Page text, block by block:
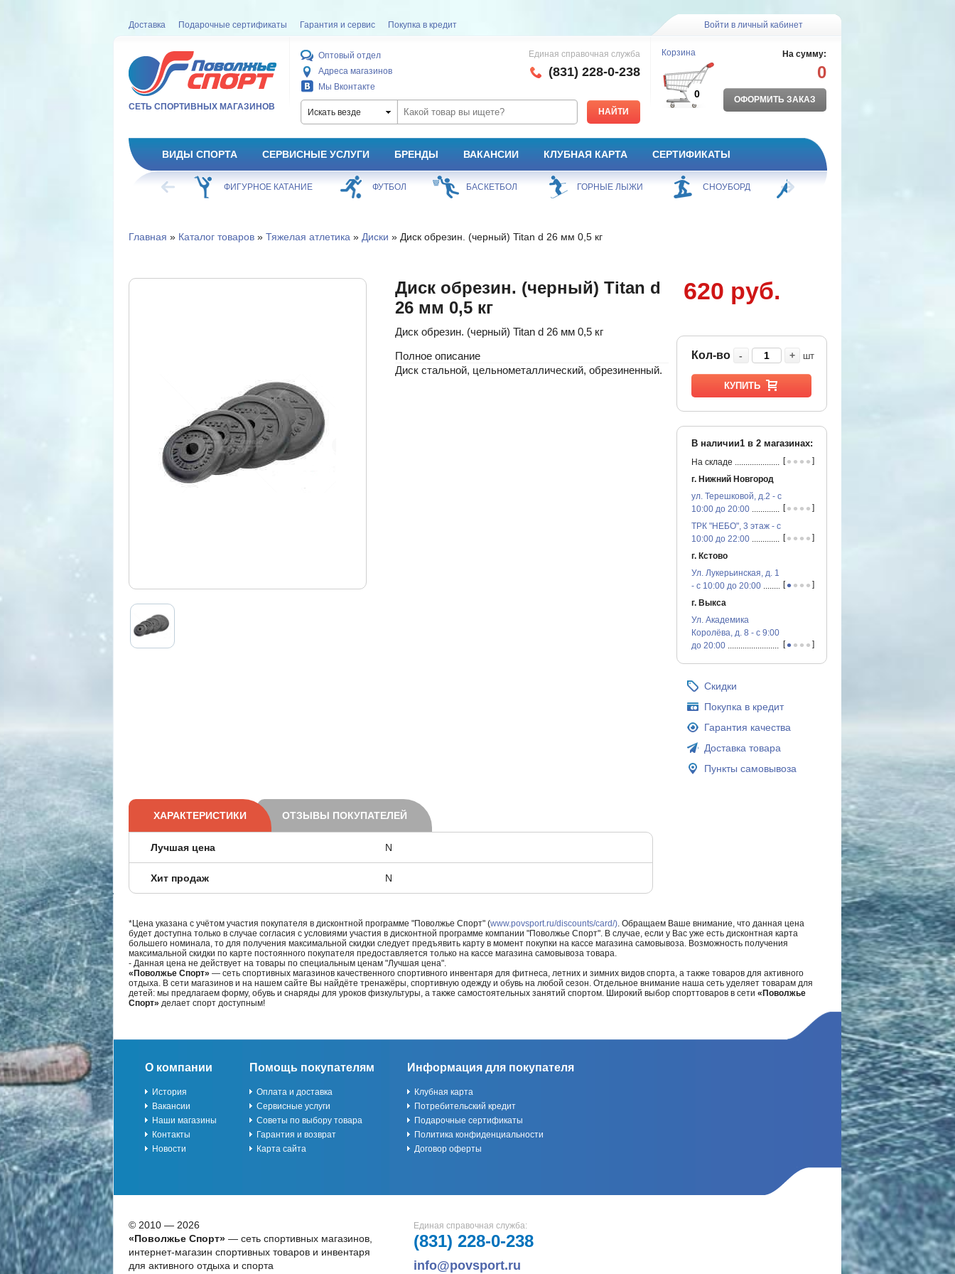
Доставка Подарочные сертификаты Гарантия и сервис Покупка в кредит Войти в личный кабинет
СЕТЬ СПОРТИВНЫХ МАГАЗИНОВ
Оптовый отдел
Адреса магазинов
Мы Вконтакте
Единая справочная служба
(831) 228-0-238
Искать везде
Корзина
0
На сумму:
0
ОФОРМИТЬ ЗАКАЗ
ВИДЫ СПОРТА СЕРВИСНЫЕ УСЛУГИ БРЕНДЫ ВАКАНСИИ КЛУБНАЯ КАРТА СЕРТИФИКАТЫ
ХОККЕЙ ФИГУРНОЕ КАТАНИЕ ФУТБОЛ БАСКЕТБОЛ ГОРНЫЕ ЛЫЖИ СНОУБОРД
Главная » Каталог товаров» Тяжелая атлетика » Диски » Диск обрезин. (черный) Titan d 26 мм 0,5 кг
Диск обрезин. (черный) Titan d
26 мм 0,5 кг
Диск обрезин. (черный) Titan d 26 мм 0,5 кг
Полное описание
Диск стальной, цельнометаллический, обрезиненный.
620 руб.
Кол-во - + шт
КУПИТЬ
В наличии1 в 2магазинах:
На складе ...............................................
[•••• ]
г. Нижний Новгород
ул. Терешковой, д.2 - с
10:00 до 20:00...............................................
[•••• ]
ТРК "НЕБО", 3 этаж - с
10:00 до 22:00...............................................
[•••• ]
г. Кстово
Ул. Лукерьинская, д. 1
- с 10:00 до 20:00...............................................
[•••• ]
г. Выкса
Ул. Академика
Королёва, д. 8 - с 9:00
до 20:00...............................................
[•••• ]
Скидки
Покупка в кредит
Гарантия качества
Доставка товара
Пункты самовывоза
ХАРАКТЕРИСТИКИ ОТЗЫВЫ ПОКУПАТЕЛЕЙ
Лучшая цена N
Хит продаж N
*Цена указана с учётом участия покупателя в дисконтной программе "Поволжье Спорт" (www.povsport.ru/discounts/card/). Обращаем Ваше внимание, что данная цена
будет доступна только в случае согласия с условиями участия в дисконтной программе компании "Поволжье Спорт". В случае, если у Вас уже есть дисконтная карта
большего номинала, то для получения максимальной скидки следует предъявить карту в момент покупки на кассе магазина самовывоза. Возможность получения
максимальной скидки по карте постоянного покупателя предоставляется только на кассе магазина самовывоза товара.
- Данная цена не действует на товары по специальным ценам "Лучшая цена".
«Поволжье Спорт» — сеть спортивных магазинов качественного спортивного инвентаря для фитнеса, летних и зимних видов спорта, а также товаров для активного
отдыха. В сети магазинов и на нашем сайте Вы найдёте тренажёры, спортивную одежду и обувь на любой сезон. Отдельное внимание наша сеть уделяет товарам для
детей: мы предлагаем форму, обувь и снаряды для уроков физкультуры, а также самостоятельных занятий спортом. Широкий выбор спорттоваров в сети «Поволжье
Спорт» делает спорт доступным!
О компании
История
Вакансии
Наши магазины
Контакты
Новости
Помощь покупателям
Оплата и доставка
Сервисные услуги
Советы по выбору товара
Гарантия и возврат
Карта сайта
Информация для покупателя
Клубная карта
Потребительский кредит
Подарочные сертификаты
Политика конфиденциальности
Договор оферты
© 2010 — 2026
«Поволжье Спорт»— сеть спортивных магазинов,
интернет-магазин спортивных товаров и инвентаря
для активного отдыха и спорта
Единая справочная служба:
(831) 228-0-238
info@povsport.ru